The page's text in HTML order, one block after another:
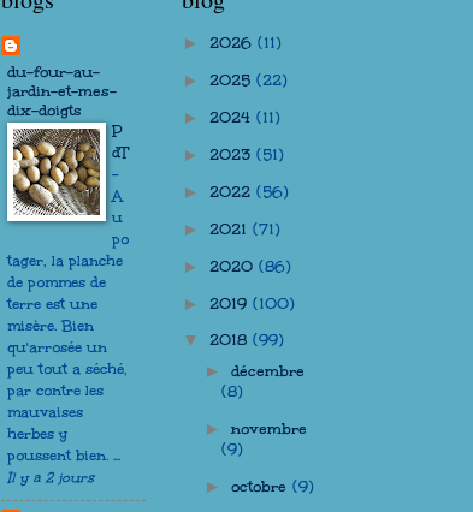
du-four-au-
jardin-et-mes-
dix-doigts
P
dT
-
A
u
po
tager, la planche
de pommes de
terre est une
misère. Bien
qu'arrosée un
peu tout a séché,
par contre les
mauvaises
herbes y
poussent bien. ...
Il y a 2 jours
► 2026 (11)
► 2025 (22)
► 2024 (11)
► 2023 (51)
► 2022 (56)
► 2021 (71)
► 2020 (86)
► 2019 (100)
▼ 2018 (99)
► décembre
(8)
► novembre
(9)
► octobre (9)